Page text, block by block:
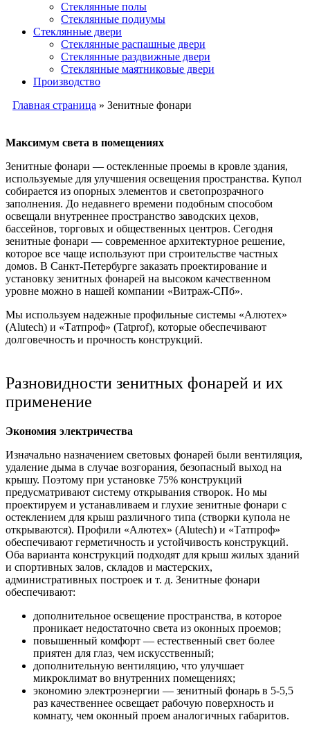
Стеклянные полы
Стеклянные подиумы
Стеклянные двери
Стеклянные распашные двери
Стеклянные раздвижные двери
Стеклянные маятниковые двери
Производство
Главная страница » Зенитные фонари
Максимум света в помещениях
Зенитные фонари — остекленные проемы в кровле здания,
используемые для улучшения освещения пространства. Купол
собирается из опорных элементов и светопрозрачного
заполнения. До недавнего времени подобным способом
освещали внутреннее пространство заводских цехов,
бассейнов, торговых и общественных центров. Сегодня
зенитные фонари — современное архитектурное решение,
которое все чаще используют при строительстве частных
домов. В Санкт-Петербурге заказать проектирование и
установку зенитных фонарей на высоком качественном
уровне можно в нашей компании «Витраж-СПб».
Мы используем надежные профильные системы «Алютех»
(Alutech) и «Татпроф» (Tatprof), которые обеспечивают
долговечность и прочность конструкций.
Разновидности зенитных фонарей и их
применение
Экономия электричества
Изначально назначением световых фонарей были вентиляция,
удаление дыма в случае возгорания, безопасный выход на
крышу. Поэтому при установке 75% конструкций
предусматривают систему открывания створок. Но мы
проектируем и устанавливаем и глухие зенитные фонари с
остеклением для крыш различного типа (створки купола не
открываются). Профили «Алютех» (Alutech) и «Татпроф»
обеспечивают герметичность и устойчивость конструкций.
Оба варианта конструкций подходят для крыш жилых зданий
и спортивных залов, складов и мастерских,
административных построек и т. д. Зенитные фонари
обеспечивают:
дополнительное освещение пространства, в которое
проникает недостаточно света из оконных проемов;
повышенный комфорт — естественный свет более
приятен для глаз, чем искусственный;
дополнительную вентиляцию, что улучшает
микроклимат во внутренних помещениях;
экономию электроэнергии — зенитный фонарь в 5-5,5
раз качественнее освещает рабочую поверхность и
комнату, чем оконный проем аналогичных габаритов.